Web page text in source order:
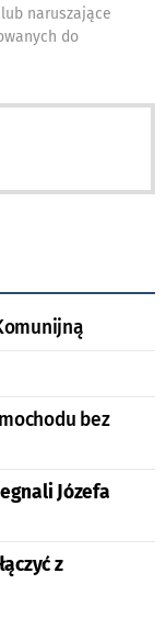
naruszające
do
bez
Józefa
z